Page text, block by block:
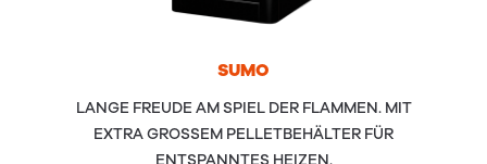
SUMO
LANGE FREUDE AM SPIEL DER FLAMMEN. MIT
EXTRA GROSSEM PELLETBEHÄLTER FÜR
ENTSPANNTES HEIZEN.